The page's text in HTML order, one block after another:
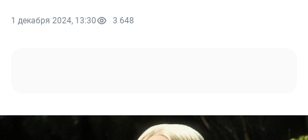
1 декабря 2024, 13:30 3 648